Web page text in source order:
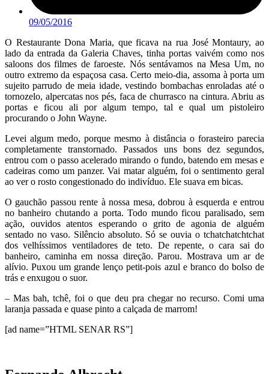
09/05/2016
O Restaurante Dona Maria, que ficava na rua José Montaury, ao
lado da entrada da Galeria Chaves, tinha portas vaivém como nos
saloons dos filmes de faroeste. Nós sentávamos na Mesa Um, no
outro extremo da espaçosa casa. Certo meio-dia, assoma à porta um
sujeito parrudo de meia idade, vestindo bombachas enroladas até o
tornozelo, alpercatas nos pés, faca de churrasco na cintura. Abriu as
portas e ficou ali por algum tempo, tal e qual um pistoleiro
procurando o John Wayne.
Levei algum medo, porque mesmo à distância o forasteiro parecia
completamente transtornado. Passados uns bons dez segundos,
entrou com o passo acelerado mirando o fundo, batendo em mesas e
cadeiras como um panzer. Vai matar alguém, foi o sentimento geral
ao ver o rosto congestionado do indivíduo. Ele suava em bicas.
O gauchão passou rente à nossa mesa, dobrou à esquerda e entrou
no banheiro chutando a porta. Todo mundo ficou paralisado, sem
ação, ouvidos atentos esperando o grito de agonia de alguém
sentado no vaso. Silêncio absoluto. Só se ouvia o tchatchatchtchat
dos velhíssimos ventiladores de teto. De repente, o cara sai do
banheiro, caminha em nossa direção. Parou. Mostrava um ar de
alívio. Puxou um grande lenço petit-pois azul e branco do bolso de
trás e enxugou o suor.
– Mas bah, tchê, foi o que deu pra chegar no recurso. Comi uma
laranja passada e quase pinto a calçada de marrom!
[ad name=”HTML SENAR RS”]